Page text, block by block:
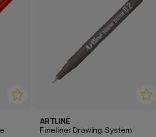
ARTLINE
Fineliner Drawing System